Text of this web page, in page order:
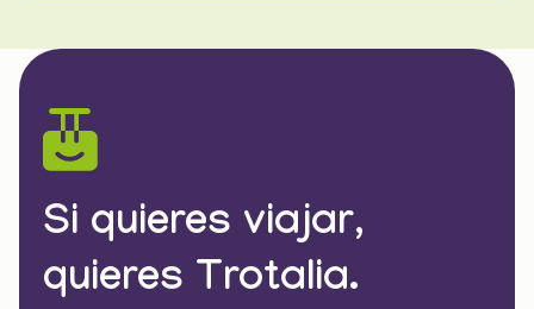
Si quieres viajar,
quieres Trotalia.